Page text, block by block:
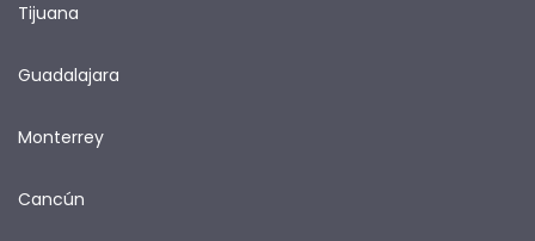
Tijuana
Guadalajara
Monterrey
Cancún